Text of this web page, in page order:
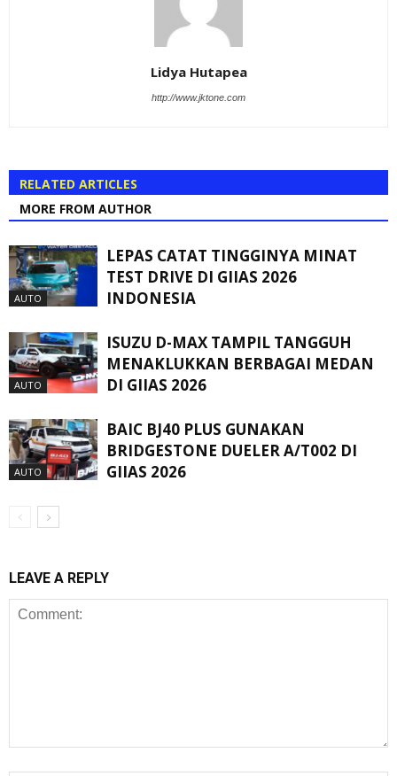
Lidya Hutapea
http://www.jktone.com
RELATED ARTICLES
MORE FROM AUTHOR
AUTO
LEPAS CATAT TINGGINYA MINAT
TEST DRIVE DI GIIAS 2026
INDONESIA
AUTO
ISUZU D-MAX TAMPIL TANGGUH
MENAKLUKKAN BERBAGAI MEDAN
DI GIIAS 2026
AUTO
BAIC BJ40 PLUS GUNAKAN
BRIDGESTONE DUELER A/T002 DI
GIIAS 2026
LEAVE A REPLY